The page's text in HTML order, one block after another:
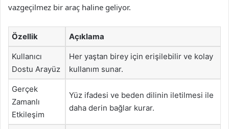
vazgeçilmez bir araç haline geliyor.
Özellik Açıklama
Kullanıcı
Dostu Arayüz
Her yaştan birey için erişilebilir ve kolay
kullanım sunar.
Gerçek
Zamanlı
Etkileşim
Yüz ifadesi ve beden dilinin iletilmesi ile
daha derin bağlar kurar.